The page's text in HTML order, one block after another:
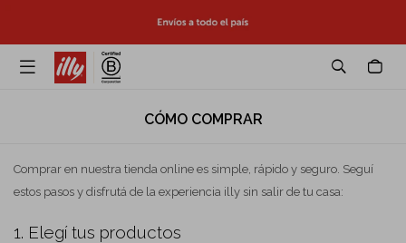

CÓMO COMPRAR
Comprar en nuestra tienda online es simple, rápido y seguro. Seguí
estos pasos y disfrutá de la experiencia illy sin salir de tu casa:
1. Elegí tus productos